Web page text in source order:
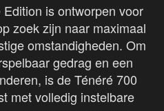
is ontworpen voor
zoek zijn naar maximaal
omstandigheden. Om
gedrag en een
is de Ténéré 700
met volledig instelbare